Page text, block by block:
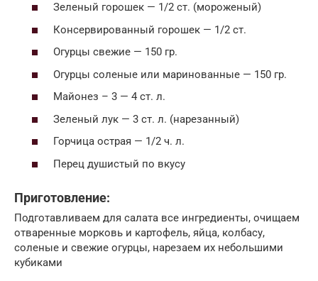
Зеленый горошек — 1/2 ст. (мороженый)
Консервированный горошек — 1/2 ст.
Огурцы свежие — 150 гр.
Огурцы соленые или маринованные — 150 гр.
Майонез – 3 — 4 ст. л.
Зеленый лук — 3 ст. л. (нарезанный)
Горчица острая — 1/2 ч. л.
Перец душистый по вкусу
Приготовление:
Подготавливаем для салата все ингредиенты, очищаем
отваренные морковь и картофель, яйца, колбасу,
соленые и свежие огурцы, нарезаем их небольшими
кубиками